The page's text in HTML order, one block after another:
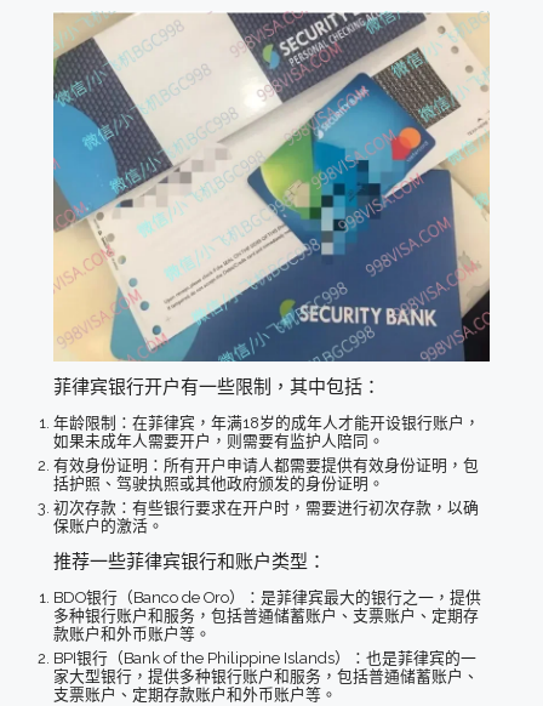
菲律宾银行开户有一些限制，其中包括：
年龄限制：在菲律宾，年满18岁的成年人才能开设银行账户，
如果未成年人需要开户，则需要有监护人陪同。
有效身份证明：所有开户申请人都需要提供有效身份证明，包
括护照、驾驶执照或其他政府颁发的身份证明。
初次存款：有些银行要求在开户时，需要进行初次存款，以确
保账户的激活。
推荐一些菲律宾银行和账户类型：
BDO银行（Banco de Oro）：是菲律宾最大的银行之一，提供
多种银行账户和服务，包括普通储蓄账户、支票账户、定期存
款账户和外币账户等。
BPI银行（Bank of the Philippine Islands）：也是菲律宾的一
家大型银行，提供多种银行账户和服务，包括普通储蓄账户、
支票账户、定期存款账户和外币账户等。